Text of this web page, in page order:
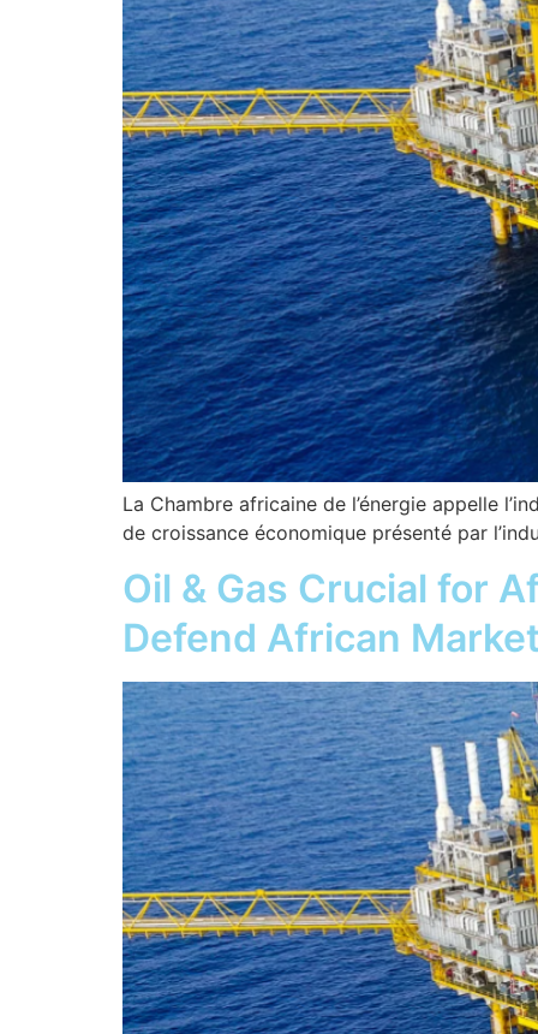
La Chambre africaine de l’énergie appelle
de croissance économique présenté par
Oil & Gas Crucial for
Defend African